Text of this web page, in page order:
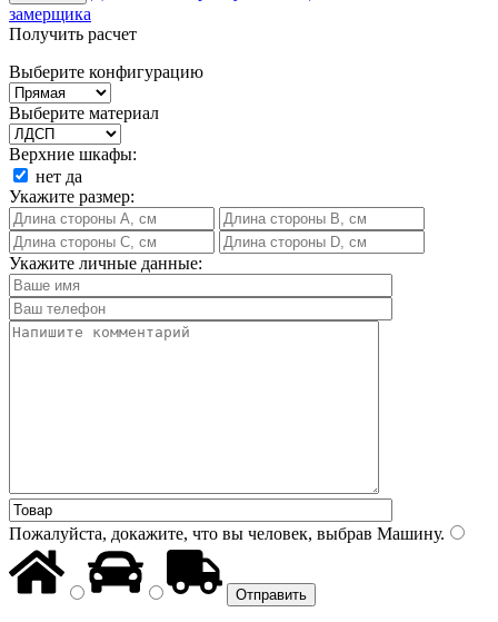
замерщика
Получить расчет
Выберите конфигурацию
Выберите материал
Верхние шкафы:
нет да
Укажите размер:
Укажите личные данные:
Пожалуйста, докажите, что вы человек, выбрав Машину.